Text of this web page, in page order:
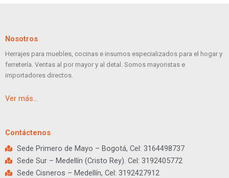
Nosotros
Herrajes para muebles, cocinas e insumos especializados para el hogar y
ferretería. Ventas al por mayor y al detal. Somos mayoristas e
importadores directos.
Ver más…
Contáctenos
Sede Primero de Mayo – Bogotá, Cel: 3164498737
Sede Sur – Medellín (Cristo Rey). Cel: 3192405772
Sede Cisneros – Medellín, Cel: 3192427912